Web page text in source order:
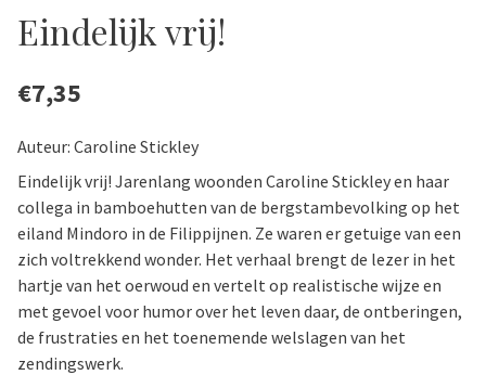
Eindelijk vrij!
€7,35
Auteur: Caroline Stickley
Eindelijk vrij! Jarenlang woonden Caroline Stickley en haar
collega in bamboehutten van de bergstambevolking op het
eiland Mindoro in de Filippijnen. Ze waren er getuige van een
zich voltrekkend wonder. Het verhaal brengt de lezer in het
hartje van het oerwoud en vertelt op realistische wijze en
met gevoel voor humor over het leven daar, de ontberingen,
de frustraties en het toenemende welslagen van het
zendingswerk.